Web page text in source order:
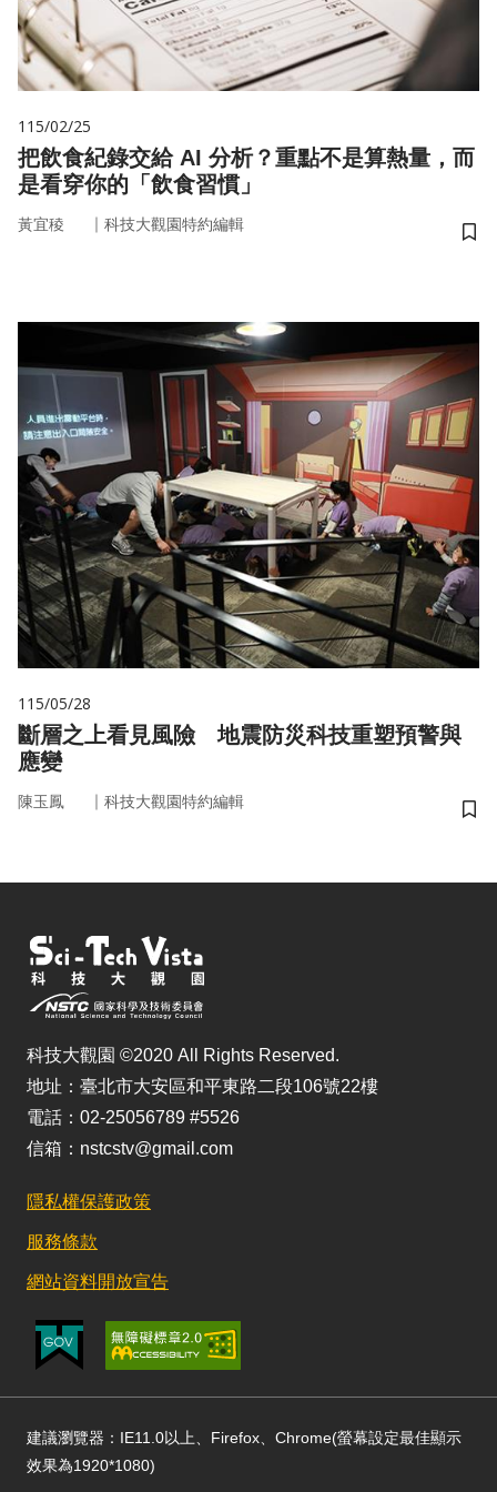
115/02/25
把飲食紀錄交給 AI 分析？重點不是算熱量，而
是看穿你的「飲食習慣」
黃宜稜 ｜ 科技大觀園特約編輯
儲
115/05/28
斷層之上看見風險 地震防災科技重塑預警與
應變
陳玉鳳 ｜ 科技大觀園特約編輯
儲
科技大觀園 ©2020 All Rights Reserved.
地址：臺北市大安區和平東路二段106號22樓
電話：02-25056789 #5526
信箱：nstcstv@gmail.com
隱私權保護政策
服務條款
網站資料開放宣告
建議瀏覽器：IE11.0以上、Firefox、Chrome(螢幕設定最佳顯示
效果為1920*1080)